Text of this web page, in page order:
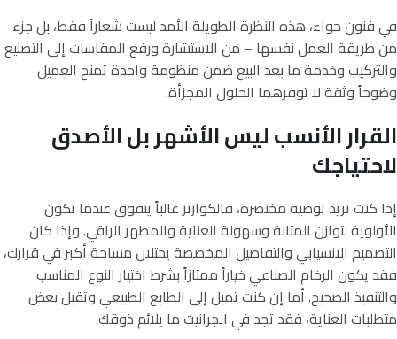
في فنون حواء، هذه النظرة الطويلة الأمد ليست شعاراً فقط، بل جزء
من طريقة العمل نفسها – من الاستشارة ورفع المقاسات إلى التصنيع
والتركيب وخدمة ما بعد البيع ضمن منظومة واحدة تمنح العميل
وضوحاً وثقة لا توفرهما الحلول المجزأة.
القرار الأنسب ليس الأشهر بل الأصدق
لاحتياجك
إذا كنت تريد توصية مختصرة، فالكوارتز غالباً يتفوق عندما تكون
الأولوية لتوازن المتانة وسهولة العناية والمظهر الراقي. وإذا كان
التصميم الانسيابي والتفاصيل المخصصة يحتلان مساحة أكبر في قرارك،
فقد يكون الرخام الصناعي خياراً ممتازاً بشرط اختيار النوع المناسب
والتنفيذ الصحيح. أما إن كنت تميل إلى الطابع الطبيعي وتقبل بعض
متطلبات العناية، فقد تجد في الجرانيت ما يلائم ذوقك.